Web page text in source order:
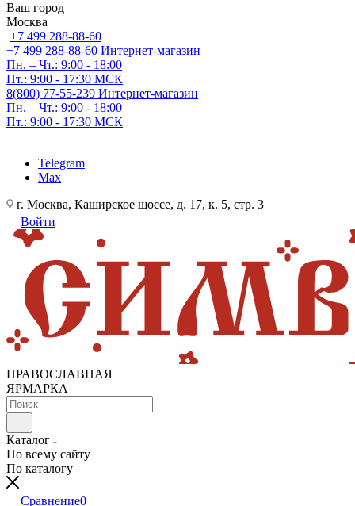
Ваш город
Москва
+7 499 288-88-60
+7 499 288-88-60 Интернет-магазин
Пн. – Чт.: 9:00 - 18:00
Пт.: 9:00 - 17:30 МСК
8(800) 77-55-239 Интернет-магазин
Пн. – Чт.: 9:00 - 18:00
Пт.: 9:00 - 17:30 МСК
Telegram
Max
г. Москва, Каширское шоссе, д. 17, к. 5, стр. 3
Войти
ПРАВОСЛАВНАЯ
ЯРМАРКА
Каталог
По всему сайту
По каталогу
Сравнение0